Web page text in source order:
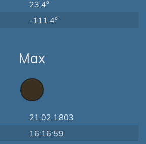
23.4°
-111.4°
Max
21.02.1803
16:16:59